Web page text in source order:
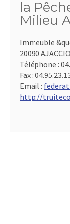
la
Milieu
Immeuble
20090 AJACCIO
Téléphone :
Fax :
Email :
http://